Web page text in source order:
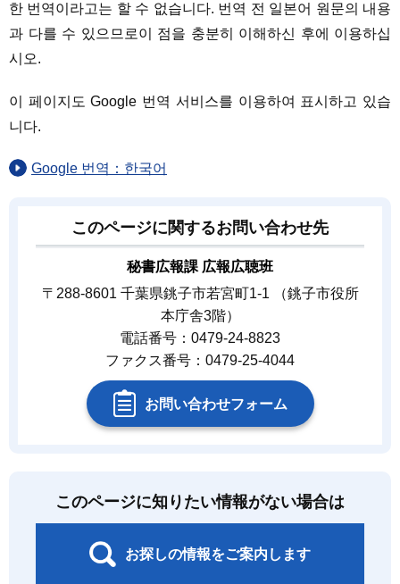
한 번역이라고는 할 수 없습니다. 번역 전 일본어 원문의 내용
과 다를 수 있으므로이 점을 충분히 이해하신 후에 이용하십
시오.
이 페이지도 Google 번역 서비스를 이용하여 표시하고 있습
니다.
Google 번역：한국어
このページに関するお問い合わせ先
秘書広報課 広報広聴班
〒288-8601 千葉県銚子市若宮町1-1 （銚子市役所
本庁舎3階）
電話番号：0479-24-8823
ファクス番号：0479-25-4044
お問い合わせフォーム
このページに知りたい情報がない場合は
お探しの情報をご案内します